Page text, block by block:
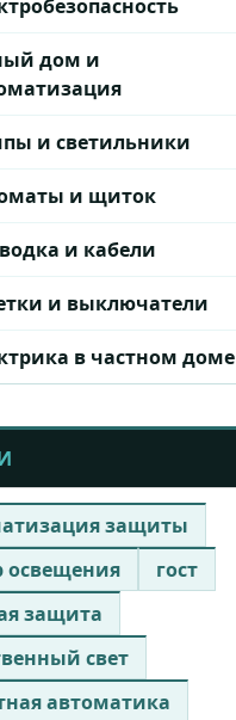
дом и
и светильники
и щиток
и кабели
и выключатели
в частном доме
защиты
освещения
гост
защита
свет
автоматика